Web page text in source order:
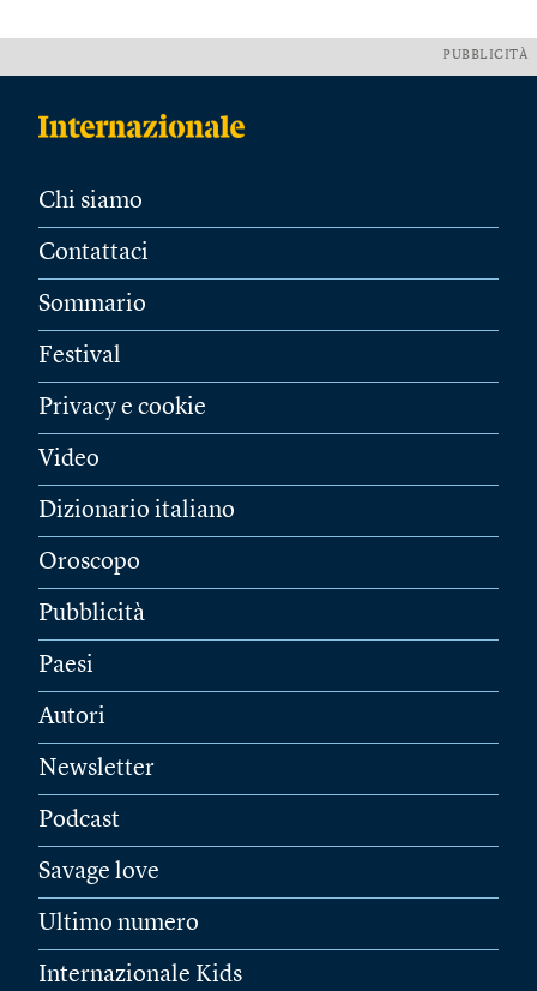
PUBBLICITÀ
Chi siamo
Contattaci
Sommario
Festival
Privacy e cookie
Video
Dizionario italiano
Oroscopo
Pubblicità
Paesi
Autori
Newsletter
Podcast
Savage love
Ultimo numero
Internazionale Kids